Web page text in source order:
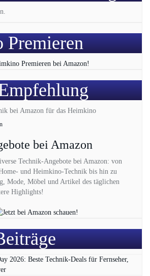
Premieren
bei Amazon
Technik-Angebote bei Amazon: von
und Heimkino-Technik bis hin zu
Mode, Möbel und Artikel des täglichen
Highlights!
2026: Beste Technik-Deals für Fernseher,